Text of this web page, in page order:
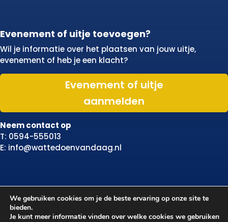
Evenement of uitje toevoegen?
Wil je informatie over het plaatsen van jouw uitje,
evenement of heb je een klacht?
Evenement of uitje
aanmelden
Neem contact op
T: 0594-555013
E: info@wattedoenvandaag.nl
We gebruiken cookies om je de beste ervaring op onze site te
bieden.
Je kunt meer informatie vinden over welke cookies we gebruiken